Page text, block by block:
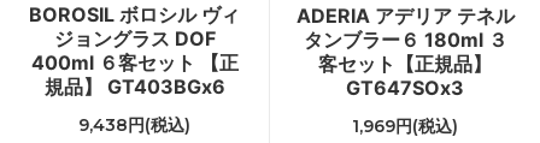
BOROSIL ボロシル ヴィ
ジョングラス DOF
400ml ６客セット 【正
規品】 GT403BGx6
9,438円(税込)
ADERIA アデリア テネル
タンブラー６ 180ml ３
客セット【正規品】
GT647SOx3
1,969円(税込)